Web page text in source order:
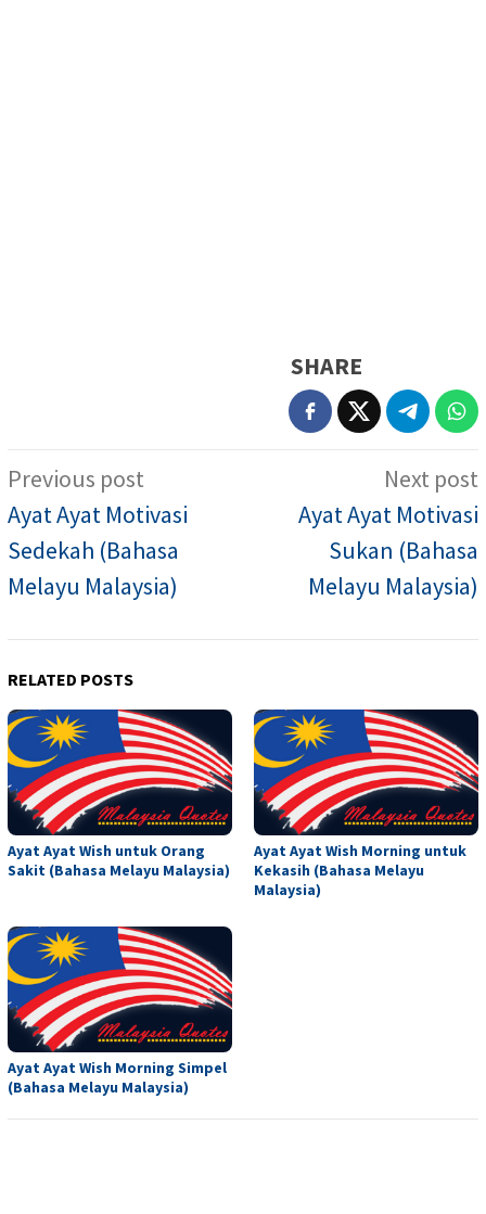
SHARE
Post
navigation
Previous post
Ayat Ayat Motivasi
Sedekah (Bahasa
Melayu Malaysia)
Next post
Ayat Ayat Motivasi
Sukan (Bahasa
Melayu Malaysia)
RELATED POSTS
Ayat Ayat Wish untuk Orang
Sakit (Bahasa Melayu Malaysia)
Ayat Ayat Wish Morning untuk
Kekasih (Bahasa Melayu
Malaysia)
Ayat Ayat Wish Morning Simpel
(Bahasa Melayu Malaysia)